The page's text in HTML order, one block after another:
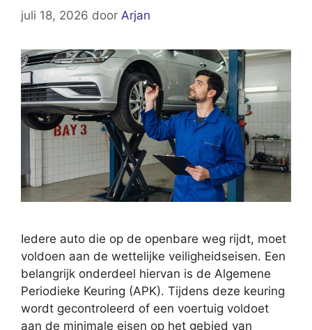
juli 18, 2026 door Arjan
Iedere auto die op de openbare weg rijdt, moet
voldoen aan de wettelijke veiligheidseisen. Een
belangrijk onderdeel hiervan is de Algemene
Periodieke Keuring (APK). Tijdens deze keuring
wordt gecontroleerd of een voertuig voldoet
aan de minimale eisen op het gebied van